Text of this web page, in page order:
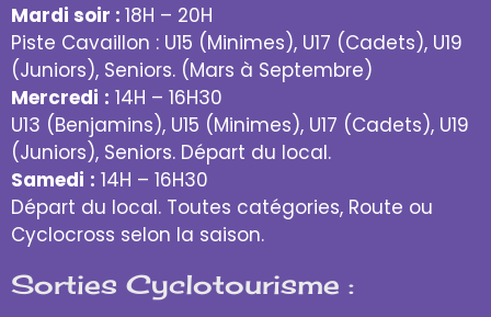
Mardi soir : 18H – 20H
Piste Cavaillon : U15 (Minimes), U17 (Cadets), U19
(Juniors), Seniors. (Mars à Septembre)
Mercredi : 14H – 16H30
U13 (Benjamins), U15 (Minimes), U17 (Cadets), U19
(Juniors), Seniors. Départ du local.
Samedi : 14H – 16H30
Départ du local. Toutes catégories, Route ou
Cyclocross selon la saison.
Sorties Cyclotourisme :